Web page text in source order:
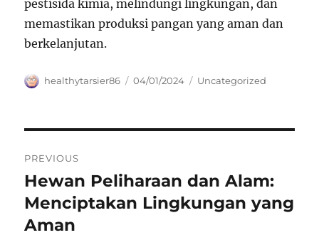
pestisida kimia, melindungi lingkungan, dan
memastikan produksi pangan yang aman dan
berkelanjutan.
Author
healthytarsier86
Posted
04/01/2024 Categories
Uncategorized
pos
PREVIOUS
Previous
post:
Hewan Peliharaan dan Alam:
Menciptakan Lingkungan yang
Aman